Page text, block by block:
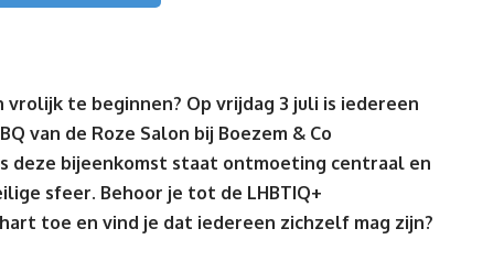
vrolijk te beginnen? Op vrijdag 3 juli is iedereen
van de Roze Salon bij Boezem & Co
deze bijeenkomst staat ontmoeting centraal en
sfeer. Behoor je tot de LHBTIQ+
toe en vind je dat iedereen zichzelf mag zijn?